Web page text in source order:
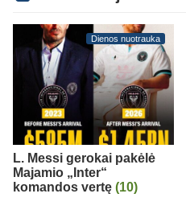
Dienos nuotrauka
L. Messi gerokai pakėlė
Majamio „Inter“
komandos vertę (10)